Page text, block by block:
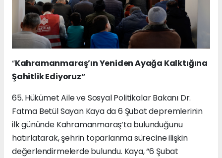
“Kahramanmaraş’ın Yeniden Ayağa Kalktığına
Şahitlik Ediyoruz”
65.⁠ ⁠Hükümet Aile ve Sosyal Politikalar Bakanı Dr.
Fatma Betül Sayan Kaya da 6 Şubat depremlerinin
ilk gününde Kahramanmaraş’ta bulunduğunu
hatırlatarak, şehrin toparlanma sürecine ilişkin
değerlendirmelerde bulundu. Kaya, “6 Şubat